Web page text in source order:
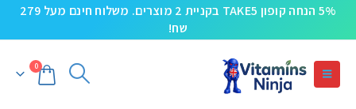
5% הנחה קופון TAKE5 בקניית 2 מוצרים. משלוח חינם מעל 279
שח!
0